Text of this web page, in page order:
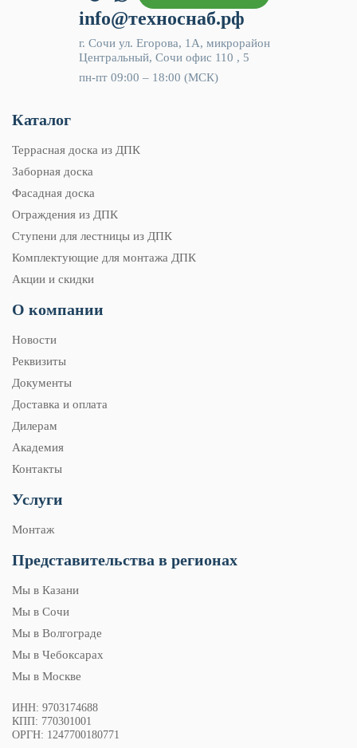
info@техноснаб.рф
г. Сочи ул. Егорова, 1А, микрорайон
Центральный, Сочи офис 110 , 5
пн-пт 09:00 – 18:00 (МСК)
Каталог
Террасная доска из ДПК
Заборная доска
Фасадная доска
Ограждения из ДПК
Ступени для лестницы из ДПК
Комплектующие для монтажа ДПК
Акции и скидки
О компании
Новости
Реквизиты
Документы
Доставка и оплата
Дилерам
Академия
Контакты
Услуги
Монтаж
Представительства в регионах
Мы в Казани
Мы в Сочи
Мы в Волгограде
Мы в Чебоксарах
Мы в Москве
ИНН: 9703174688
КПП: 770301001
ОРГН: 1247700180771